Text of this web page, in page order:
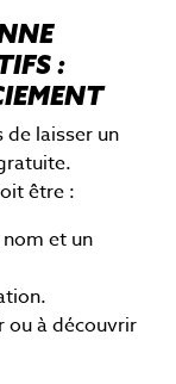
:
laisser un
être :
et un
ou à découvrir